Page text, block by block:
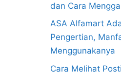
dan Cara
ASA Alfamart
Pengertian,
Menggunakanya
Cara Melihat